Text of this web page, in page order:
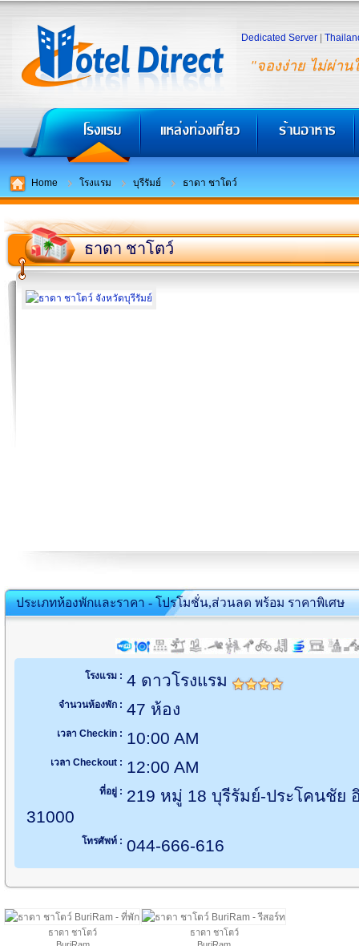
"จองง่าย ไม่ผ่าน
Dedicated Server
Home โรงแรม บุรีรัมย์ ธาดา ชาโตว์
ธาดา ชาโตว์
ประเภทห้องพักและราคา - โปรโมชั่น,ส่วนลด พร้อม ราคาพิเศษ
โรงแรม : 4 ดาวโรงแรม
จำนวนห้องพัก : 47 ห้อง
เวลา Checkin : 10:00 AM
เวลา Checkout : 12:00 AM
ที่อยู่ : 219 หมู่ 18 บุรีรัมย์-ประโคนชัย
31000
โทรศัพท์ : 044-666-616
ธาดา ชาโตว์
ธาดา ชาโตว์